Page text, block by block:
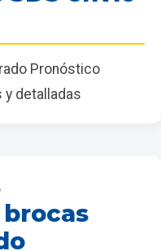
Pronóstico
detalladas